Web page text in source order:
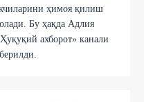
ҳимоя қилиш
Бу ҳақда Адлия
ахборот» канали